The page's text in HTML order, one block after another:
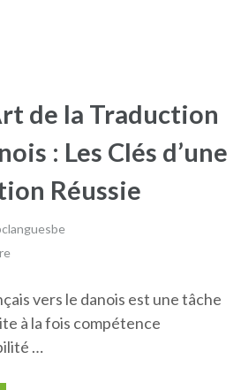
de la Traduction
: Les Clés d’une
Réussie
vers le danois est une tâche
à la fois compétence
…